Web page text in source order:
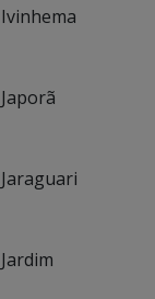
Ivinhema
Japorã
Jaraguari
Jardim